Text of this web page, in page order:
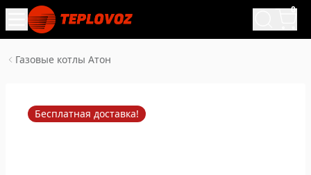
0
Газовые котлы Атон
Бесплатная доставка!